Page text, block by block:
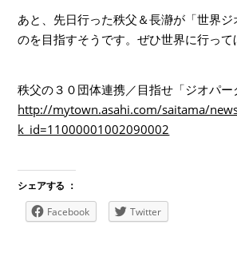
あと、先日行った秩父＆長瀞が「世界ジ
のを目指すそうです。ぜひ世界に行って
秩父の３０団体連携／目指せ「ジオパー
http://mytown.asahi.com/saitama/
k_id=11000001002090002
シェアする ：
Facebook
Twitter